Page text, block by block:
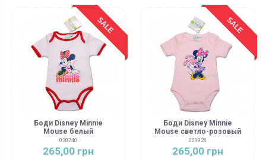
SALE
Боди Disney Minnie
Mouse белый
030740
265,00 грн
SALE
Боди Disney Minnie
Mouse светло-розовый
000928
265,00 грн